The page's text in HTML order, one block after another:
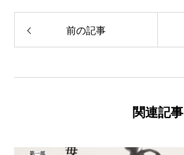
前の記事
関連記事